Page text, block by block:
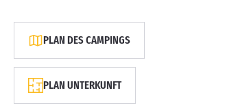
PLAN DES CAMPINGS
PLAN UNTERKUNFT